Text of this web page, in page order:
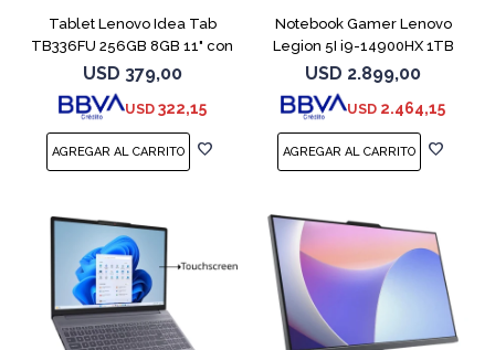
Tablet Lenovo Idea Tab
TB336FU 256GB 8GB 11" con
Pen + Funda
USD 379,00
USD 322,15
Notebook Gamer Lenovo
Legion 5I i9-14900HX 1TB
16GB RTX5070
USD 2.899,00
USD 2.464,15